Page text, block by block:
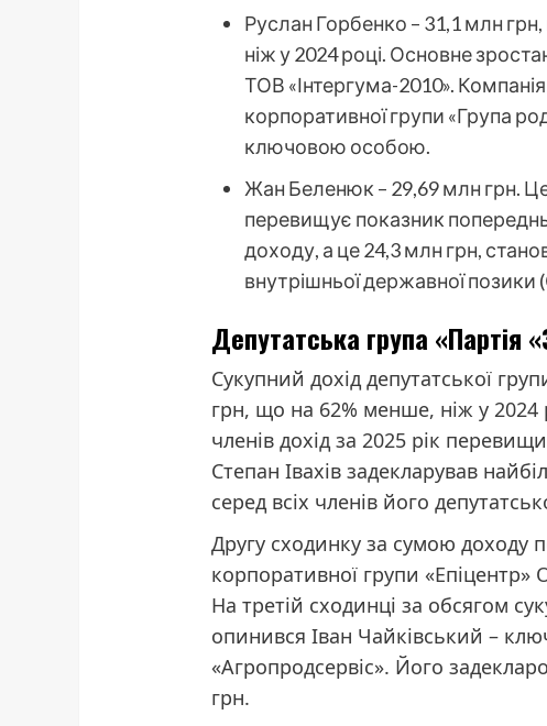
Руслан Горбенко – 31,1 млн
ніж у 2024 році. Основне
ТОВ «Інтергума-2010».
корпоративної групи «Група
ключовою особою.
Жан Беленюк – 29,69 млн грн.
перевищує показник
доходу, а це 24,3 млн грн,
внутрішньої державної
Депутатська група «Партія
Сукупний дохід депутатської
грн, що на 62% менше, ніж у 2024
членів дохід за 2025 рік
Степан Івахів задекларував
серед всіх членів його
Другу сходинку за сумою доходу
корпоративної групи «Епіцентр»
На третій сходинці за обсягом
опинився Іван Чайківський –
«Агропродсервіс». Його
грн.